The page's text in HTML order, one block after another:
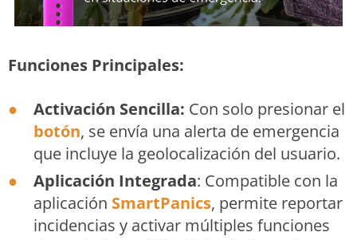
Funciones Principales:
Activación Sencilla: Con solo presionar el
botón, se envía una alerta de emergencia
que incluye la geolocalización del usuario.
Aplicación Integrada: Compatible con la
aplicación SmartPanics, permite reportar
incidencias y activar múltiples funciones